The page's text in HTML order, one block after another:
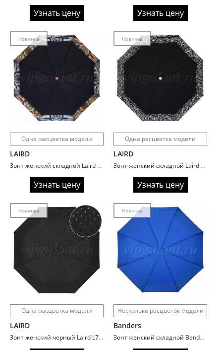
Узнать цену Узнать цену
Новинка
Одна расцветка модели
LAIRD
Зонт женский складной Laird L7704 Cat eye
Узнать цену
Новинка
Одна расцветка модели
LAIRD
Зонт женский складной Laird L7705 Silver Web
Узнать цену
Новинка
Одна расцветка модели
LAIRD
Зонт женский черный Laird L7703 Dpors
Новинка
Несколько расцветок модели
Banders
Зонт женский складной Banders 2114 Неоновые расцветки